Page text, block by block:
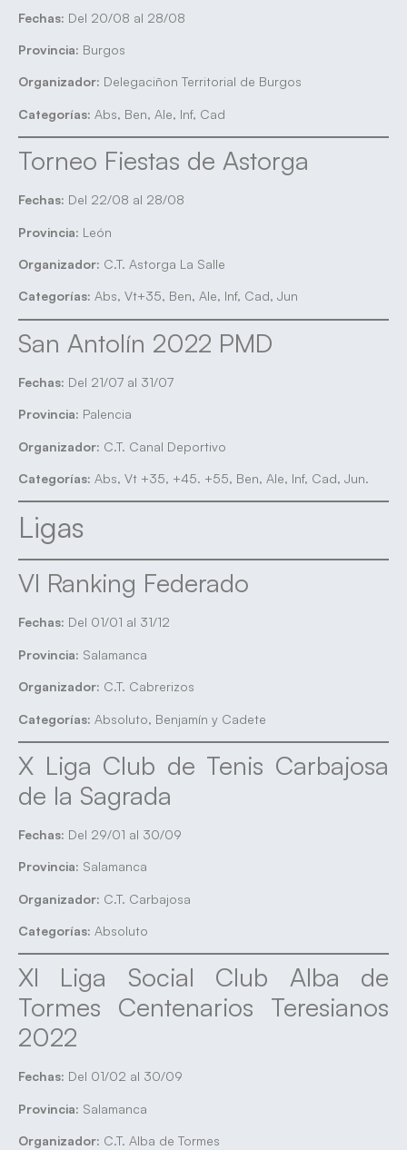
Fechas: Del 20/08 al 28/08
Provincia: Burgos
Organizador: Delegaciñon Territorial de Burgos
Categorías: Abs, Ben, Ale, Inf, Cad
Torneo Fiestas de Astorga
Fechas: Del 22/08 al 28/08
Provincia: León
Organizador: C.T. Astorga La Salle
Categorías: Abs, Vt+35, Ben, Ale, Inf, Cad, Jun
San Antolín 2022 PMD
Fechas: Del 21/07 al 31/07
Provincia: Palencia
Organizador: C.T. Canal Deportivo
Categorías: Abs, Vt +35, +45. +55, Ben, Ale, Inf, Cad, Jun.
Ligas
VI Ranking Federado
Fechas: Del 01/01 al 31/12
Provincia: Salamanca
Organizador: C.T. Cabrerizos
Categorías: Absoluto, Benjamín y Cadete
X Liga Club de Tenis Carbajosa
de la Sagrada
Fechas: Del 29/01 al 30/09
Provincia: Salamanca
Organizador: C.T. Carbajosa
Categorías: Absoluto
XI Liga Social Club Alba de
Tormes Centenarios Teresianos
2022
Fechas: Del 01/02 al 30/09
Provincia: Salamanca
Organizador: C.T. Alba de Tormes